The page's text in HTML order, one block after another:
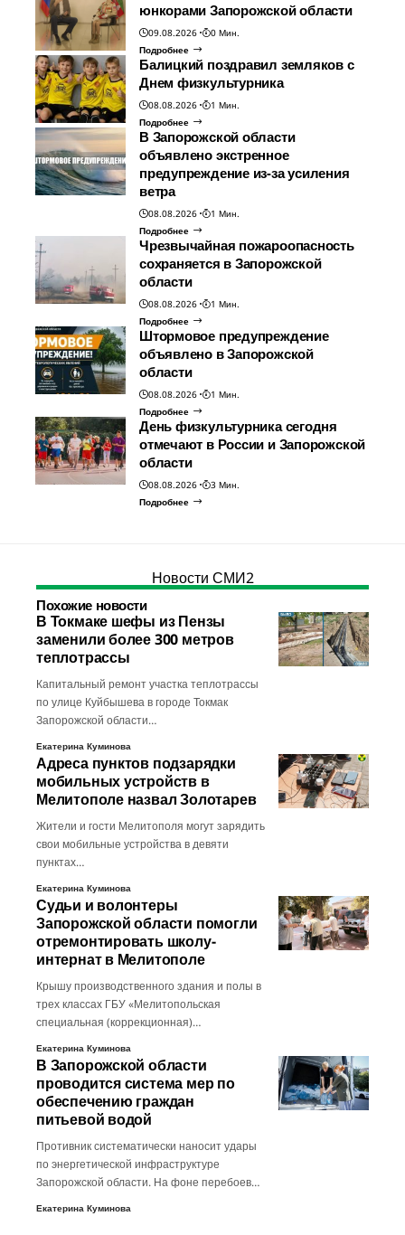
юнкорами Запорожской области
09.08.2026
0 Мин.
Подробнее
Балицкий поздравил земляков с
Днем физкультурника
08.08.2026
1 Мин.
Подробнее
В Запорожской области
объявлено экстренное
предупреждение из-за усиления
ветра
08.08.2026
1 Мин.
Подробнее
Чрезвычайная пожароопасность
сохраняется в Запорожской
области
08.08.2026
1 Мин.
Подробнее
Штормовое предупреждение
объявлено в Запорожской
области
08.08.2026
1 Мин.
Подробнее
День физкультурника сегодня
отмечают в России и Запорожской
области
08.08.2026
3 Мин.
Подробнее
Новости СМИ2
Похожие новости
В Токмаке шефы из Пензы
заменили более 300 метров
теплотрассы
Капитальный ремонт участка теплотрассы
по улице Куйбышева в городе Токмак
Запорожской области…
Екатерина Куминова
Адреса пунктов подзарядки
мобильных устройств в
Мелитополе назвал Золотарев
Жители и гости Мелитополя могут зарядить
свои мобильные устройства в девяти
пунктах…
Екатерина Куминова
Судьи и волонтеры
Запорожской области помогли
отремонтировать школу-
интернат в Мелитополе
Крышу производственного здания и полы в
трех классах ГБУ «Мелитопольская
специальная (коррекционная)…
Екатерина Куминова
В Запорожской области
проводится система мер по
обеспечению граждан
питьевой водой
Противник систематически наносит удары
по энергетической инфраструктуре
Запорожской области. На фоне перебоев…
Екатерина Куминова